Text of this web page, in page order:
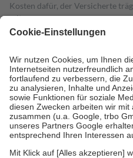
Kosten dafür, der Versicherte
mit.
Grundsätzlich leisten Mitglieder
höchstens zehn Euro.
Es sind
Kosten der Leistung zu entrichten.
Diese Regeln gelten
Bei Heilmitteln und häuslicher
Zuzahlung zehn Prozent der
Verordnung.
Um das Engagement der
stärken und die besondere
fallenkeine Zuzahlungenan bei: